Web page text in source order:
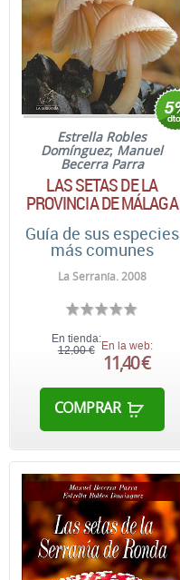
Estrella Robles
Domínguez; Manuel
Becerra Parra
LAS SETAS DE LA
PROVINCIA DE MÁLAGA
Guía de sus especies
más comunes
La Serranía. 2008
En tienda:
12,00 € En la web:
11,40 €
COMPRAR